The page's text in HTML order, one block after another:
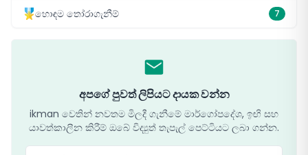
හොඳම තෝරාගැනීම් 7
අපගේ පුවත් ලිපියට දායක වන්න
ikman වෙතින් නවතම මිලදී ගැනීමේ මාර්ගෝපදේශ, ඉඟි සහ
යාවත්කාලීන කිරීම් ඔබේ විද්‍යුත් තැපැල් පෙට්ටියට ලබා ගන්න.